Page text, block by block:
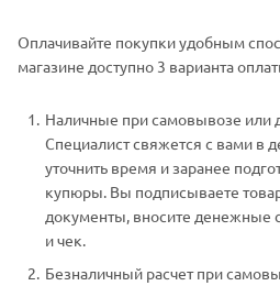
Оплачивайте покупки удобным
магазине доступно 3 варианта
Наличные при самовывозе или
Специалист свяжется с вами в
уточнить время и заранее
купюры. Вы подписываете
документы, вносите денежные
и чек.
Безналичный расчет при